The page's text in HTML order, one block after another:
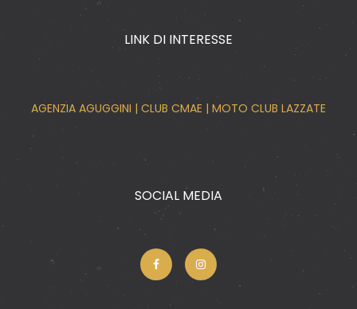
LINK DI INTERESSE
AGENZIA AGUGGINI | CLUB CMAE | MOTO CLUB LAZZATE
SOCIAL MEDIA